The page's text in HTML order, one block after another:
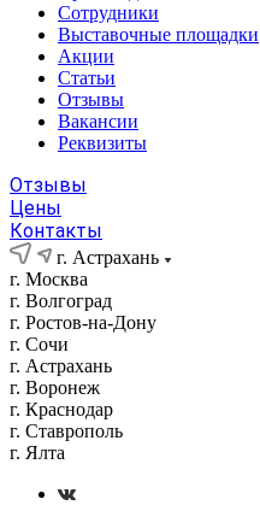
Сотрудники
Выставочные площадки
Акции
Статьи
Отзывы
Вакансии
Реквизиты
Отзывы
Цены
Контакты
г. Астрахань
г. Москва
г. Волгоград
г. Ростов-на-Дону
г. Сочи
г. Астрахань
г. Воронеж
г. Краснодар
г. Ставрополь
г. Ялта